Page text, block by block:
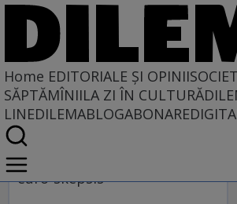
Home EDITORIALE ȘI OPINII
SĂPTĂMÎNIILA ZI ÎN CULTURĂ
LINEDILEMABLOGABONARE
Home
EDITORIALE ȘI OPINII
PE CE LUME TRĂIM
euro-skepsis